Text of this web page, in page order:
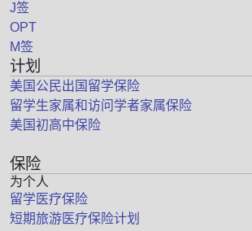
J签
OPT
M签
计划
美国公民出国留学保险
留学生家属和访问学者家属保险
美国初高中保险
保险
为个人
留学医疗保险
短期旅游医疗保险计划